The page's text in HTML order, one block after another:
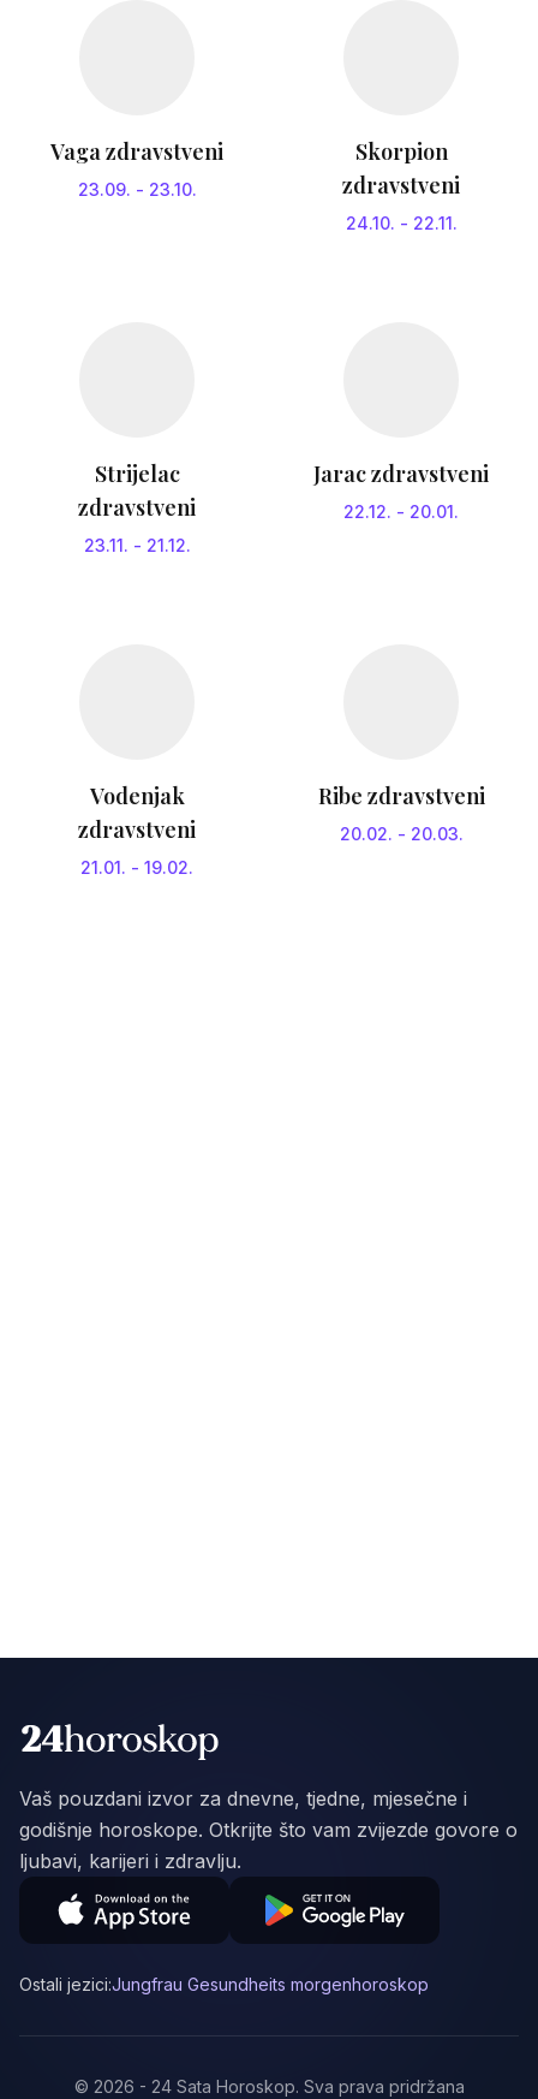
Vaga zdravstveni
23.09. - 23.10.
Skorpion
zdravstveni
24.10. - 22.11.
Strijelac
zdravstveni
23.11. - 21.12.
Jarac zdravstveni
22.12. - 20.01.
Vodenjak
zdravstveni
21.01. - 19.02.
Ribe zdravstveni
20.02. - 20.03.
Vaš pouzdani izvor za dnevne, tjedne, mjesečne i
godišnje horoskope. Otkrijte što vam zvijezde govore o
ljubavi, karijeri i zdravlju.
Ostali jezici:Jungfrau Gesundheits morgenhoroskop
© 2026 - 24 Sata Horoskop. Sva prava pridržana